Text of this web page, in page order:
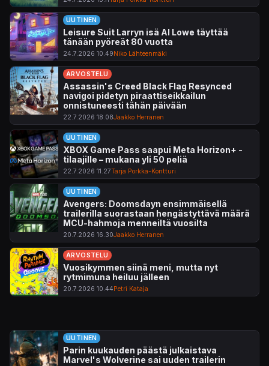
UUTINEN
Leisure Suit Larryn isä Al Lowe täyttää
tänään pyöreät 80 vuotta
24.7.2026 10.49 Niko Lähteenmäki
ARVOSTELU
Assassin's Creed Black Flag Resynced
navigoi pidetyn piraattiseikkailun
onnistuneesti tähän päivään
22.7.2026 18.08Jaakko Herranen
UUTINEN
XBOX Game Pass saapui Meta Horizon+ -
tilaajille – mukana yli 50 peliä
22.7.2026 11.27Tarja Porkka-Kontturi
UUTINEN
Avengers: Doomsdayn ensimmäisellä
trailerilla suorastaan hengästyttävä määrä
MCU-hahmoja menneiltä vuosilta
20.7.2026 16.30Jaakko Herranen
ARVOSTELU
Vuosikymmen siinä meni, mutta nyt
rytmimuna heiluu jälleen
20.7.2026 10.44 Petri Kataja
UUTINEN
Parin kuukauden päästä julkaistava
Marvel's Wolverine sai uuden trailerin